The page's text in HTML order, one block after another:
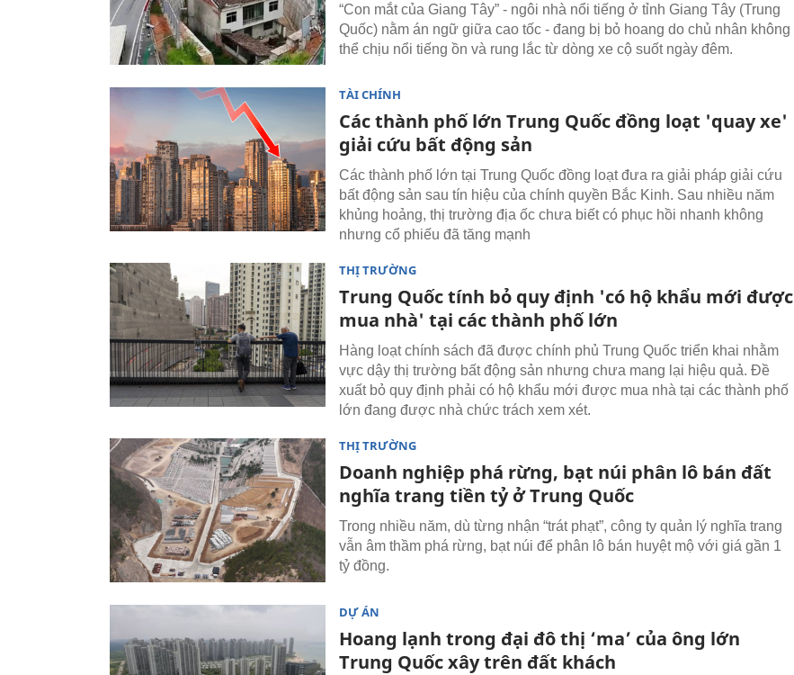
“Con mắt của Giang Tây” - ngôi nhà nổi tiếng ở tỉnh Giang Tây (Trung
Quốc) nằm án ngữ giữa cao tốc - đang bị bỏ hoang do chủ nhân không
thể chịu nổi tiếng ồn và rung lắc từ dòng xe cộ suốt ngày đêm.
TÀI CHÍNH
Các thành phố lớn Trung Quốc đồng loạt 'quay xe'
giải cứu bất động sản
Các thành phố lớn tại Trung Quốc đồng loạt đưa ra giải pháp giải cứu
bất động sản sau tín hiệu của chính quyền Bắc Kinh. Sau nhiều năm
khủng hoảng, thị trường địa ốc chưa biết có phục hồi nhanh không
nhưng cổ phiếu đã tăng mạnh
THỊ TRƯỜNG
Trung Quốc tính bỏ quy định 'có hộ khẩu mới được
mua nhà' tại các thành phố lớn
Hàng loạt chính sách đã được chính phủ Trung Quốc triển khai nhằm
vực dậy thị trường bất động sản nhưng chưa mang lại hiệu quả. Đề
xuất bỏ quy định phải có hộ khẩu mới được mua nhà tại các thành phố
lớn đang được nhà chức trách xem xét.
THỊ TRƯỜNG
Doanh nghiệp phá rừng, bạt núi phân lô bán đất
nghĩa trang tiền tỷ ở Trung Quốc
Trong nhiều năm, dù từng nhận “trát phạt”, công ty quản lý nghĩa trang
vẫn âm thầm phá rừng, bạt núi để phân lô bán huyệt mộ với giá gần 1
tỷ đồng.
DỰ ÁN
Hoang lạnh trong đại đô thị ‘ma’ của ông lớn
Trung Quốc xây trên đất khách